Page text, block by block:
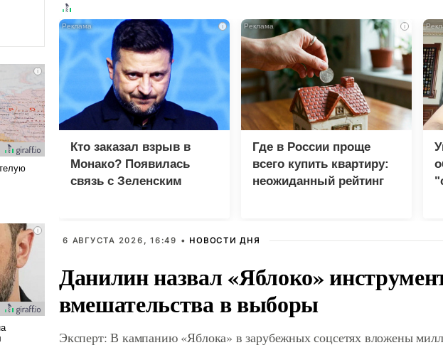
i
Кто заказал взрыв в
Монако? Появилась
связь с Зеленским
i
Где в России проще
всего купить квартиру:
неожиданный рейтинг
6 АВГУСТА 2026, 16:49 • НОВОСТИ ДНЯ
Данилин назвал «Яблоко»
вмешательства в выборы
Эксперт: В кампанию «Яблока» в зарубежных соцсетях вложены